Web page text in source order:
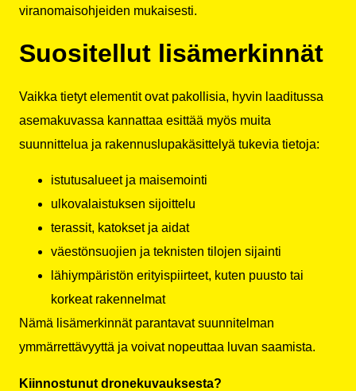
viranomaisohjeiden mukaisesti.
Suositellut lisämerkinnät
Vaikka tietyt elementit ovat pakollisia, hyvin laaditussa
asemakuvassa kannattaa esittää myös muita
suunnittelua ja rakennuslupakäsittelyä tukevia tietoja:
istutusalueet ja maisemointi
ulkovalaistuksen sijoittelu
terassit, katokset ja aidat
väestönsuojien ja teknisten tilojen sijainti
lähiympäristön erityispiirteet, kuten puusto tai
korkeat rakennelmat
Nämä lisämerkinnät parantavat suunnitelman
ymmärrettävyyttä ja voivat nopeuttaa luvan saamista.
Kiinnostunut dronekuvauksesta?